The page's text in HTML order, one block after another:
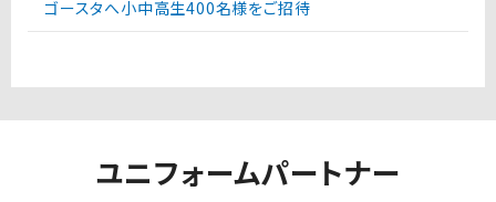
ゴースタへ小中高生400名様をご招待
ユニフォームパートナー